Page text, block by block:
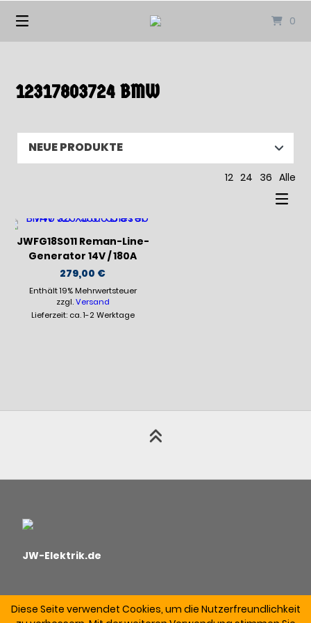
0
12317803724 BMW
12 24 36 Alle
JWFG18S011 Reman-Line-
Generator 14V / 180A
279,00 €
Enthält 19% Mehrwertsteuer
zzgl.Versand
Lieferzeit: ca. 1-2 Werktage
JW-Elektrik.de
Diese Seite verwendet Cookies, um die Nutzerfreundlichkeit